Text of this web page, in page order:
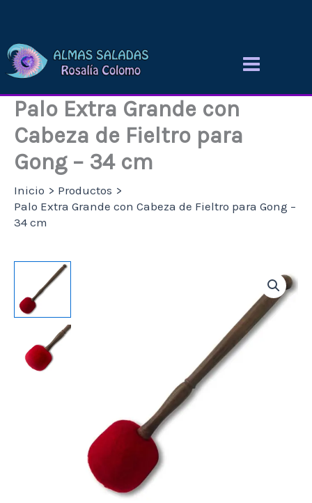
contenido
Palo Extra Grande con
Cabeza de Fieltro para
Gong – 34 cm
Inicio
Productos
Palo Extra Grande con Cabeza de Fieltro para Gong –
34 cm
Grande
con
Fieltro
para